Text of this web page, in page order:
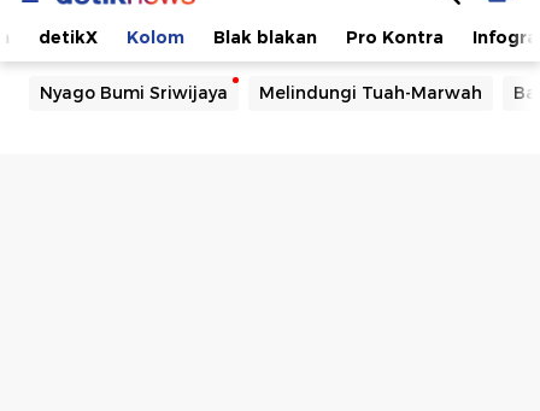
detikX Kolom Blak blakan Pro Kontra
Nyago Bumi Sriwijaya Melindungi Tuah-Marwah